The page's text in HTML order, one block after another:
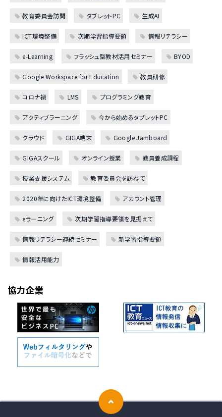
教育委員会訪問 タブレットPC 生成AI
ICT環境整備 次期学習指導要領 情報リテラシー
e-Learning フラッシュ型教材活用セミナー BYOD
Google Workspace for Education 教員研修
コロナ禍 LMS プログラミング教育
アクティブラーニング 今から始めるタブレットPC
クラウド GIGA端末 Google Jamboard
GIGAスクール オンライン授業 教員養成課程
授業支援システム 教育委員会を訪ねて
2020年に向けたICT環境整備 アカウント管理
eラーニング 次期学習指導要領を見据えて
情報リテラシー連続セミナー 新学習指導要領
情報活用能力
協力企業